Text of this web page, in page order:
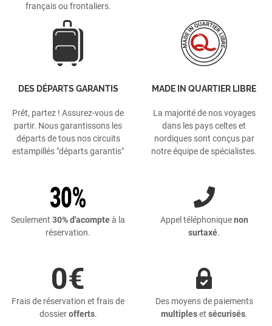
français ou frontaliers.
DES DÉPARTS GARANTIS
Prêt, partez ! Assurez-vous de
partir. Nous garantissons les
départs de tous nos circuits
estampillés "départs garantis"
MADE IN QUARTIER LIBRE
La majorité de nos voyages
dans les pays celtes et
nordiques sont conçus par
notre équipe de spécialistes.
Seulement 30% d'acompteà la
réservation.
Appel téléphoniquenon
surtaxé.
Frais de réservation et frais de
dossierofferts.
Des moyens de paiements
multipleset sécurisés.